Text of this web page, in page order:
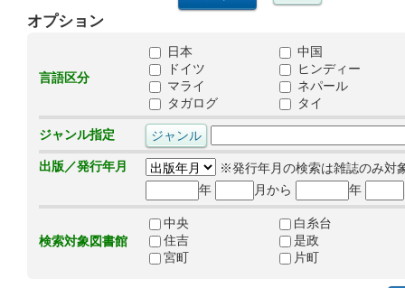
オプション
言語区分
日本
中国
ドイツ
ヒンディー
マライ
ネパール
タガログ
タイ
ジャンル指定
出版／発行年月
※発行年月の検索は雑誌のみ対
年
月から 年
検索対象図書館
中央
白糸台
住吉
是政
宮町
片町